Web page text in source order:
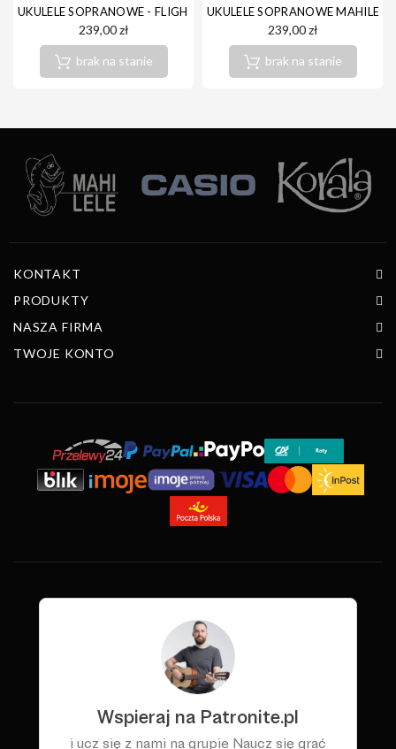
UKULELE SOPRANOWE - FLIGHT TUS35 YELLOW
239,00 zł
brak na stanie
UKULELE SOPRANOWE
239,00 zł
brak na stanie
KONTAKT
PRODUKTY
NASZA FIRMA
TWOJE KONTO